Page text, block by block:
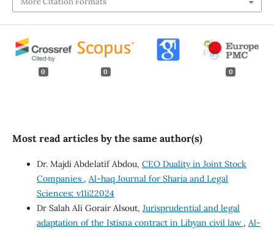
0 0 0
Most read articles by the same author(s)
Dr. Majdi Abdelatif Abdou, CEO Duality in Joint Stock
Companies , Al-haq Journal for Sharia and Legal
Sciences: v11i22024
Dr Salah Ali Gorair Alsout, Jurisprudential and legal
adaptation of the Istisna contract in Libyan civil law , Al-